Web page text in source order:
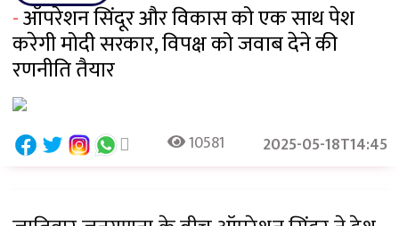
-ऑपरेशन सिंदूर और विकास को एक साथ पेश
करेगी मोदी सरकार, विपक्ष को जवाब देने की
रणनीति तैयार
10581 2025-05-18T14:45